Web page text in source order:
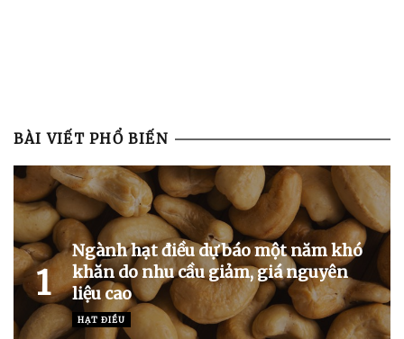
BÀI VIẾT PHỔ BIẾN
1
Ngành hạt điều dự báo một năm khó
khăn do nhu cầu giảm, giá nguyên
liệu cao
HẠT ĐIỀU